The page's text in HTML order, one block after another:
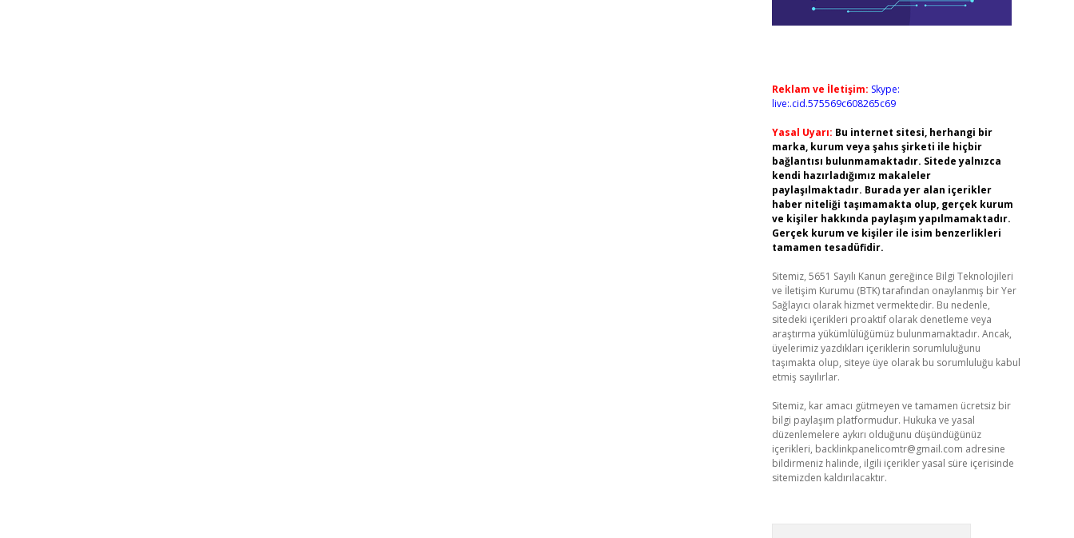
Reklam ve İletişim: Skype:
live:.cid.575569c608265c69
Yasal Uyarı: Bu internet sitesi, herhangi bir
marka, kurum veya şahıs şirketi ile hiçbir
bağlantısı bulunmamaktadır. Sitede yalnızca
kendi hazırladığımız makaleler
paylaşılmaktadır. Burada yer alan içerikler
haber niteliği taşımamakta olup, gerçek kurum
ve kişiler hakkında paylaşım yapılmamaktadır.
Gerçek kurum ve kişiler ile isim benzerlikleri
tamamen tesadüfidir.
Sitemiz, 5651 Sayılı Kanun gereğince Bilgi Teknolojileri
ve İletişim Kurumu (BTK) tarafından onaylanmış bir Yer
Sağlayıcı olarak hizmet vermektedir. Bu nedenle,
sitedeki içerikleri proaktif olarak denetleme veya
araştırma yükümlülüğümüz bulunmamaktadır. Ancak,
üyelerimiz yazdıkları içeriklerin sorumluluğunu
taşımakta olup, siteye üye olarak bu sorumluluğu kabul
etmiş sayılırlar.
Sitemiz, kar amacı gütmeyen ve tamamen ücretsiz bir
bilgi paylaşım platformudur. Hukuka ve yasal
düzenlemelere aykırı olduğunu düşündüğünüz
içerikleri, backlinkpanelicomtr@gmail.com adresine
bildirmeniz halinde, ilgili içerikler yasal süre içerisinde
sitemizden kaldırılacaktır.